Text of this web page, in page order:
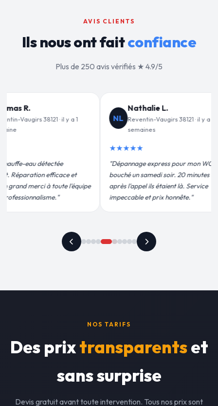
AVIS CLIENTS
Ils nous ont faitconfiance
Plus de 250 avis vérifiés ★ 4.9/5
38121 · il y a 2
pour mon WC
20 minutes
là. Service
Jean-François C.
Reventin-Vaugirs 38121 · il y a 3
semaines
★★★★★
"Remplacement de mon chauffe-eau en
moins de 2h. Équipe très pro, devis
conforme, chantier propre. Je
recommande vivement."
NOS TARIFS
Des prixtransparentset
sans surprise
Devis gratuit avant toute intervention. Tous nos prix sont